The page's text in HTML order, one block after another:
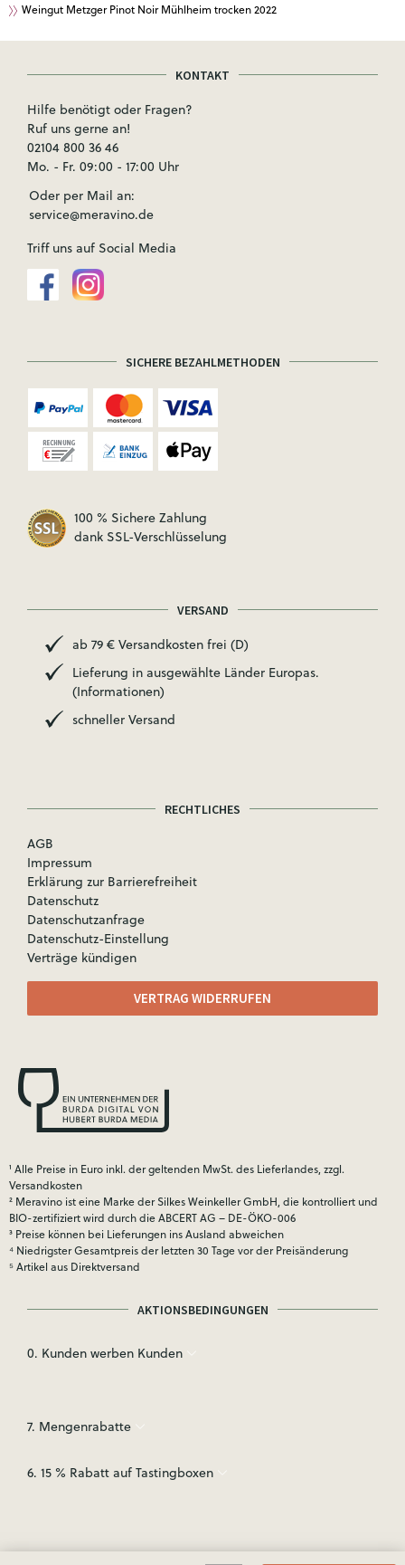
Weingut Metzger Pinot Noir Mühlheim trocken 2022
KONTAKT
Hilfe benötigt oder Fragen?
Ruf uns gerne an!
02104 800 36 46
Mo. - Fr. 09:00 - 17:00 Uhr
Oder per Mail an:
service@meravino.de
Triff uns auf Social Media
SICHERE BEZAHLMETHODEN
100 % Sichere Zahlung
dank SSL-Verschlüsselung
VERSAND
ab 79 € Versandkosten frei (D)
Lieferung in ausgewählte Länder Europas.
(Informationen)
schneller Versand
RECHTLICHES
AGB
Impressum
Erklärung zur Barrierefreiheit
Datenschutz
Datenschutzanfrage
Datenschutz-Einstellung
Verträge kündigen
VERTRAG WIDERRUFEN
¹ Alle Preise in Euro inkl. der geltenden MwSt. des Lieferlandes, zzgl.
Versandkosten
² Meravino ist eine Marke der Silkes Weinkeller GmbH, die kontrolliert und
BIO-zertifiziert wird durch die ABCERT AG – DE-ÖKO-006
³ Preise können bei Lieferungen ins Ausland abweichen
⁴ Niedrigster Gesamtpreis der letzten 30 Tage vor der Preisänderung
⁵ Artikel aus Direktversand
AKTIONSBEDINGUNGEN
0. Kunden werben Kunden
7. Mengenrabatte
6. 15 % Rabatt auf Tastingboxen